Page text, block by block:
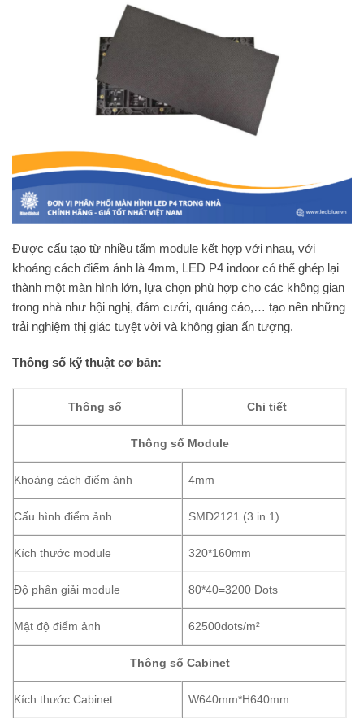
Được cấu tạo từ nhiều tấm module kết hợp với nhau, với
khoảng cách điểm ảnh là 4mm, LED P4 indoor có thể ghép lại
thành một màn hình lớn, lựa chọn phù hợp cho các không gian
trong nhà như hội nghị, đám cưới, quảng cáo,… tạo nên những
trải nghiệm thị giác tuyệt vời và không gian ấn tượng.
Thông số kỹ thuật cơ bản:
Thông số Chi tiết
Thông số Module
Khoảng cách điểm ảnh 4mm
Cấu hình điểm ảnh SMD2121 (3 in 1)
Kích thước module 320*160mm
Độ phân giải module 80*40=3200 Dots
Mật độ điểm ảnh 62500dots/m²
Thông số Cabinet
Kích thước Cabinet W640mm*H640mm